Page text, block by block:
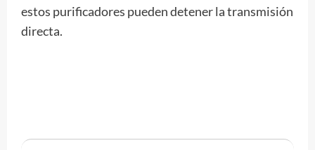
estos purificadores pueden detener la transmisión
directa.